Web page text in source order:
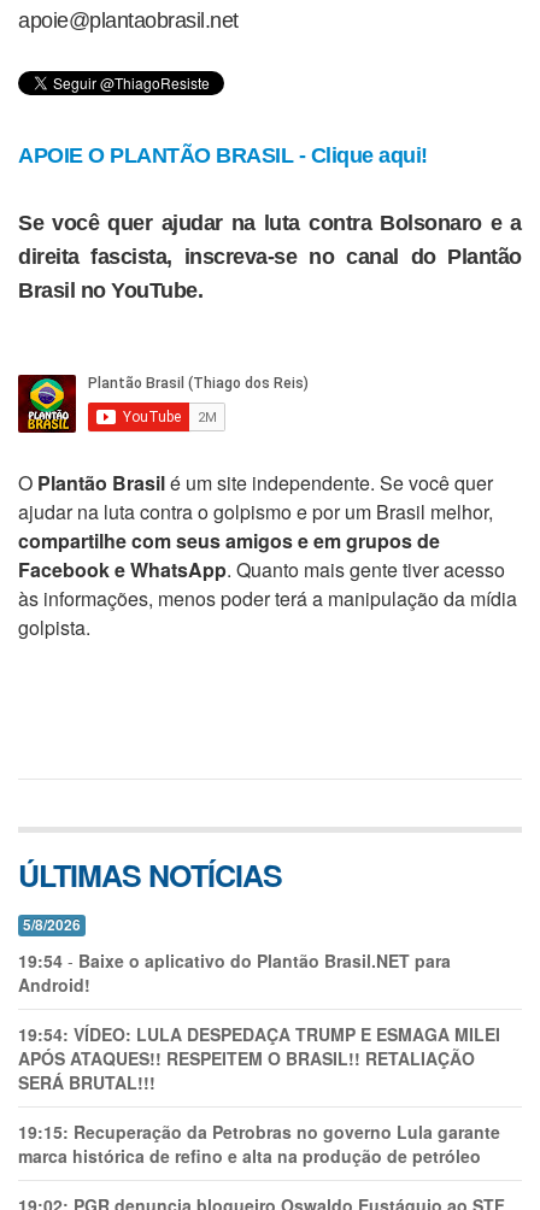
apoie@plantaobrasil.net
APOIE O PLANTÃO BRASIL - Clique aqui!
Se você quer ajudar na luta contra Bolsonaro e a
direita fascista, inscreva-se no canal do Plantão
Brasil no YouTube.
O Plantão Brasilé um site independente. Se você quer
ajudar na luta contra o golpismo e por um Brasil melhor,
compartilhe com seus amigos e em grupos de
Facebook e WhatsApp. Quanto mais gente tiver acesso
às informações, menos poder terá a manipulação da mídia
golpista.
ÚLTIMAS NOTÍCIAS
5/8/2026
19:54 - Baixe o aplicativo do Plantão Brasil.NET para
Android!
19:54: VÍDEO: LULA DESPEDAÇA TRUMP E ESMAGA MILEI
APÓS ATAQUES!! RESPEITEM O BRASIL!! RETALIAÇÃO
SERÁ BRUTAL!!!
19:15: Recuperação da Petrobras no governo Lula garante
marca histórica de refino e alta na produção de petróleo
19:02: PGR denuncia blogueiro Oswaldo Eustáquio ao STF